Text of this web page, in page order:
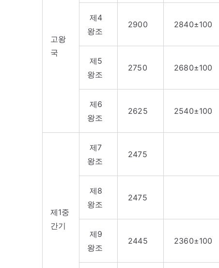
고왕
국
제4
왕조
2900 2840±100
제5
왕조
2750 2680±100
제6
왕조
2625 2540±100
제1중
간기
제7
왕조
2475
제8
왕조
2475
제9
왕조
2445 2360±100